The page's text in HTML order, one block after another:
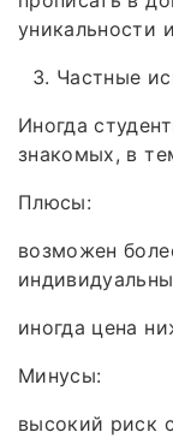
уникальности
Частные
Иногда
знакомых, в
Плюсы:
возможен
иногда цена
Минусы:
высокий риск